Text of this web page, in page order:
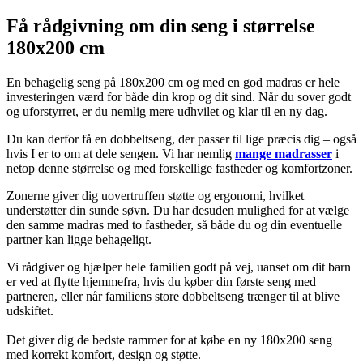
Få rådgivning om din seng i størrelse
180x200 cm
En behagelig seng på 180x200 cm og med en god madras er hele
investeringen værd for både din krop og dit sind. Når du sover godt
og uforstyrret, er du nemlig mere udhvilet og klar til en ny dag.
Du kan derfor få en dobbeltseng, der passer til lige præcis dig – også
hvis I er to om at dele sengen. Vi har nemlig mange madrasser i
netop denne størrelse og med forskellige fastheder og komfortzoner.
Zonerne giver dig uovertruffen støtte og ergonomi, hvilket
understøtter din sunde søvn. Du har desuden mulighed for at vælge
den samme madras med to fastheder, så både du og din eventuelle
partner kan ligge behageligt.
Vi rådgiver og hjælper hele familien godt på vej, uanset om dit barn
er ved at flytte hjemmefra, hvis du køber din første seng med
partneren, eller når familiens store dobbeltseng trænger til at blive
udskiftet.
Det giver dig de bedste rammer for at købe en ny 180x200 seng
med korrekt komfort, design og støtte.